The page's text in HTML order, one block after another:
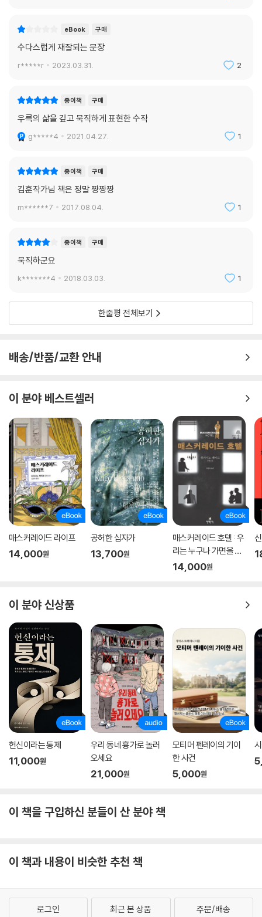
eBook 구매
수다스럽게 재잘되는 문장
r*****r 2023.03.31. 2
종이책 구매
우륵의 삶을 깊고 묵직하게 표현한 수작
g*****4 2021.04.27. 1
종이책 구매
김훈작가님 책은 정말 짱짱짱
m******7 2017.08.04. 1
종이책 구매
묵직하군요
k*******4 2018.03.03. 1
한줄평 전체보기
배송/반품/교환 안내
이 분야 베스트셀러
매스커레이드 라이프
14,000원
공허한 십자가
13,700원
매스커레이드 호텔 : 우
리는 누구나 가면을 쓰
고 살아간다
14,000원
이 분야 신상품
헌신이라는 통제
11,000원
우리 동네 흉가로 놀러
오세요
21,000원
모티머 펜레이의 기이
한 사건
5,000원
이 책을 구입하신 분들이 산 분야 책
이 책과 내용이 비슷한 추천 책
로그인 최근 본 상품 주문/배송